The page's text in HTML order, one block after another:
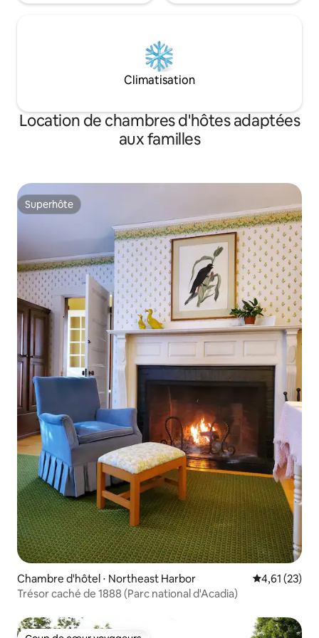
Climatisation
Location de chambres d'hôtes adaptées
aux familles
Superhôte
Superhôte
Chambre d'hôtel ⋅ Northeast Harbor Évaluation
4,61 (23)
Trésor caché de 1888 (Parc national d'Acadia)